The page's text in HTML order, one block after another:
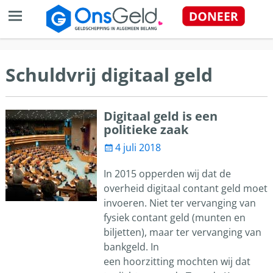
Schuldvrij digitaal geld
Digitaal geld is een
politieke zaak
4 juli 2018
In 2015 opperden wij dat de
overheid digitaal contant geld moet
invoeren. Niet ter vervanging van
fysiek contant geld (munten en
biljetten), maar ter vervanging van
bankgeld. In
een hoorzitting mochten wij dat